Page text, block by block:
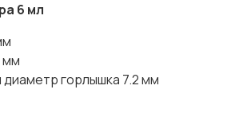
6 мл
мм
диаметр горлышка 7.2 мм